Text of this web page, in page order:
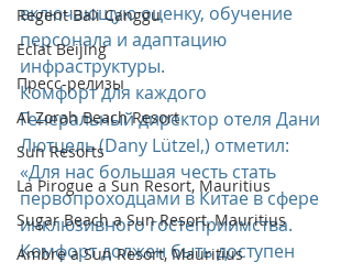
Regent Bali Canggu
Eclat Beijing
Пресс-релизы
Al Zorah Beach Resort
Sun Resorts
La Pirogue a Sun Resort, Mauritius
Sugar Beach a Sun Resort, Mauritius
Ambre a Sun Resort, Mauritius
включающую оценку, обучение
персонала и адаптацию
инфраструктуры.
Комфорт для каждого
Генеральный директор отеля Дани
Лютцель (Dany Lützel,) отметил:
«Для нас большая честь стать
первопроходцами в Китае в сфере
инклюзивного гостеприимства.
Комфорт должен быть доступен